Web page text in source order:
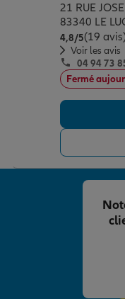
21 RUE
83340 LE
4,8/5Note de 4.8 sur
(19
Voir les avis
04 94 73
Fermé